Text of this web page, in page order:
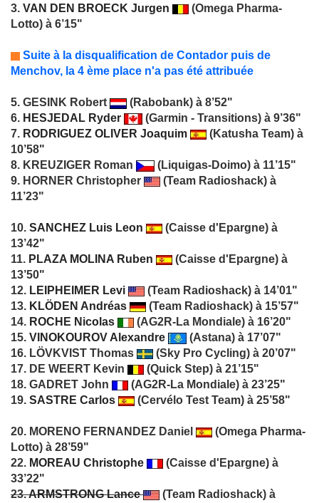
3. VAN DEN BROECK Jurgen
(Omega Pharma-
Lotto) à 6’15"
Suite à la disqualification de Contador puis de
Menchov, la 4 ème place n'a pas été attribuée
5. GESINK Robert
(Rabobank) à 8’52"
6. HESJEDAL Ryder
(Garmin - Transitions) à 9’36"
7. RODRIGUEZ OLIVER Joaquim
(Katusha Team) à
10’58"
8. KREUZIGER Roman
(Liquigas-Doimo) à 11’15"
9. HORNER Christopher
(Team Radioshack) à
11’23"
10. SANCHEZ Luis Leon
(Caisse d'Epargne) à
13’42"
11. PLAZA MOLINA Ruben
(Caisse d'Epargne) à
13’50"
12. LEIPHEIMER Levi
(Team Radioshack) à 14’01"
13. KLÖDEN Andréas
(Team Radioshack) à 15’57"
14. ROCHE Nicolas
(AG2R-La Mondiale) à 16’20"
15. VINOKOUROV Alexandre
(Astana) à 17’07"
16. LÖVKVIST Thomas
(Sky Pro Cycling) à 20’07"
17. DE WEERT Kevin
(Quick Step) à 21’15"
18. GADRET John
(AG2R-La Mondiale) à 23’25"
19. SASTRE Carlos (Cervélo Test Team) à 25’58"
20. MORENO FERNANDEZ Daniel
(Omega Pharma-
Lotto) à 28’59"
22. MOREAU Christophe
(Caisse d'Epargne) à
33’22"
23.ARMSTRONG Lance
(Team Radioshack) à